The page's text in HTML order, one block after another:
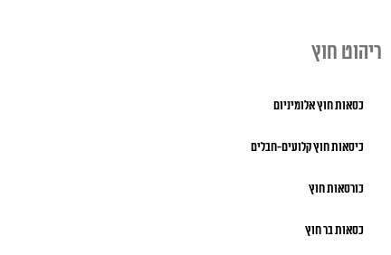
ריהוט חוץ
כסאות חוץ אלומיניום
כיסאות חוץ קלועים-חבלים
כורסאות חוץ
כסאות בר חוץ